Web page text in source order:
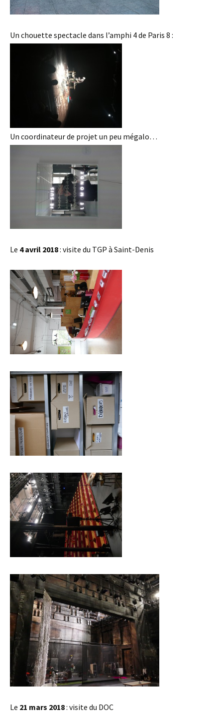
Un chouette spectacle dans l’amphi 4 de Paris 8 :
Un coordinateur de projet un peu mégalo…
Le 4 avril 2018: visite du TGP à Saint-Denis
Le 21 mars 2018: visite du DOC